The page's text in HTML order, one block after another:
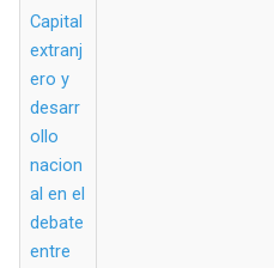
Capital
extranj
ero y
desarr
ollo
nacion
al en el
debate
entre